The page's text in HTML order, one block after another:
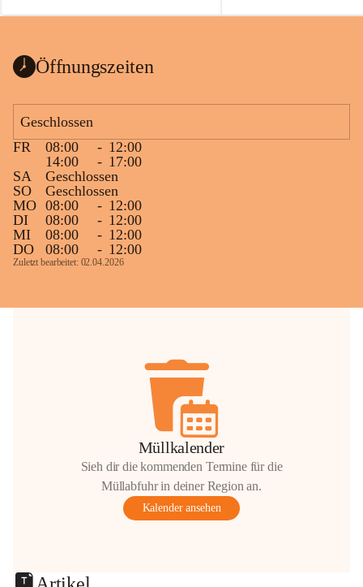
a
a
Öffnungszeiten
Geschlossen
FR
08:00 - 12:00
14:00
- 17:00
SA
Geschlossen
SO
Geschlossen
MO 08:00 - 12:00
DI
08:00 - 12:00
MI
08:00 - 12:00
DO
08:00 - 12:00
Zuletzt bearbeitet: 02.04.2026
Müllkalender
Sieh dir die kommenden Termine für die
Müllabfuhr in deiner Region an.
Kalender ansehen